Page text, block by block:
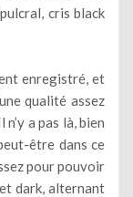
cris black
enregistré, et
qualité assez
a pas là, bien
être dans ce
pour pouvoir
dark, alternant